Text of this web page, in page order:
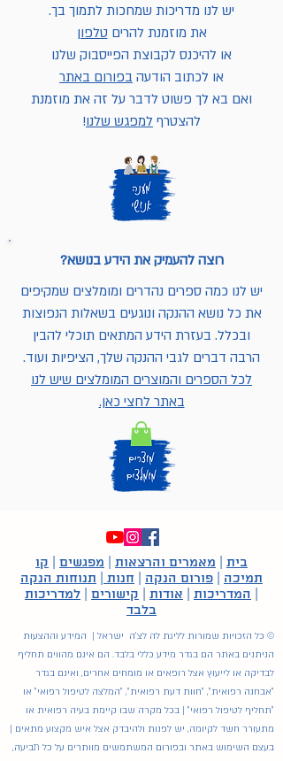
יש לנו מדריכות שמחכות לתמוך בך.
את מוזמנת להרים טלפון
או להיכנס לקבוצת הפייסבוק שלנו
או לכתוב הודעה בפורום באתר
ואם בא לך פשוט לדבר על זה את מוזמנת
להצטרף למפגש שלנו!
רוצה להעמיק את הידע בנושא?
יש לנו כמה ספרים נהדרים ומומלצים שמקיפים
את כל נושא ההנקה ונוגעים בשאלות הנפוצות
ובכלל. בעזרת הידע המתאים תוכלי להבין
הרבה דברים לגבי ההנקה שלך, הציפיות ועוד.
לכל הספרים והמוצרים המומלצים שיש לנו
באתר לחצי כאן.
בית מאמרים והרצאות מפגשים
קו
תמיכה
פורום הנקה חנות
תנוחות הנקה
המדריכות אודות קישורים
למדריכות
בלבד
© כל הזכויות שמורות לליגת לה לצ'ה ישראל | המידע וההצעות
הניתנים באתר הם בגדר מידע כללי בלבד. הם אינם מהווים תחליף
לבדיקה או לייעוץ אצל רופאים או מומחים אחרים, ואינם בגדר
"אבחנה רפואית", "חוות דעת רפואית", "המלצה לטיפול רפואי" או
"תחליף לטיפול רפואי" | בכל מקרה שבו קיימת בעיה רפואית או
מתעורר חשד לקיומה, יש לפנות ולהיבדק אצל איש מקצוע מתאים |
בעצם השימוש באתר ובפורום המשתמשים מוותרים על כל תביעה,